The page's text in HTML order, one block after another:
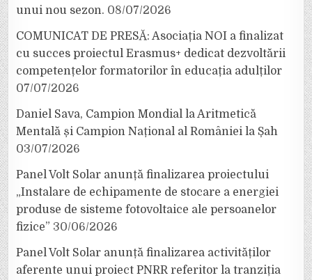
unui nou sezon. 08/07/2026
COMUNICAT DE PRESĂ: Asociația NOI a finalizat
cu succes proiectul Erasmus+ dedicat dezvoltării
competențelor formatorilor în educația adulților
07/07/2026
Daniel Sava, Campion Mondial la Aritmetică
Mentală și Campion Național al României la Șah
03/07/2026
Panel Volt Solar anunță finalizarea proiectului
„Instalare de echipamente de stocare a energiei
produse de sisteme fotovoltaice ale persoanelor
fizice” 30/06/2026
Panel Volt Solar anunță finalizarea activităților
aferente unui proiect PNRR referitor la tranziția